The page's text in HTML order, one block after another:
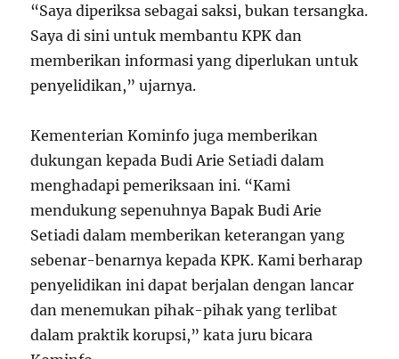
“Saya diperiksa sebagai saksi, bukan tersangka.
Saya di sini untuk membantu KPK dan
memberikan informasi yang diperlukan untuk
penyelidikan,” ujarnya.
Kementerian Kominfo juga memberikan
dukungan kepada Budi Arie Setiadi dalam
menghadapi pemeriksaan ini. “Kami
mendukung sepenuhnya Bapak Budi Arie
Setiadi dalam memberikan keterangan yang
sebenar-benarnya kepada KPK. Kami berharap
penyelidikan ini dapat berjalan dengan lancar
dan menemukan pihak-pihak yang terlibat
dalam praktik korupsi,” kata juru bicara